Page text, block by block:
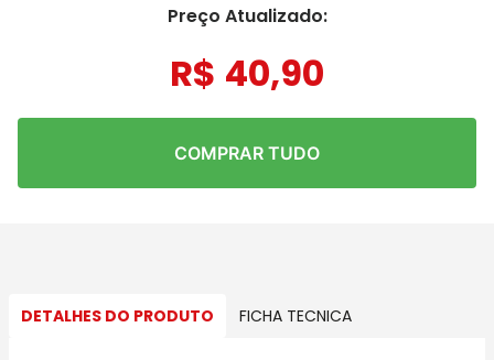
Preço Atualizado:
R$ 40,90
COMPRAR TUDO
DETALHES DO PRODUTO FICHA TECNICA